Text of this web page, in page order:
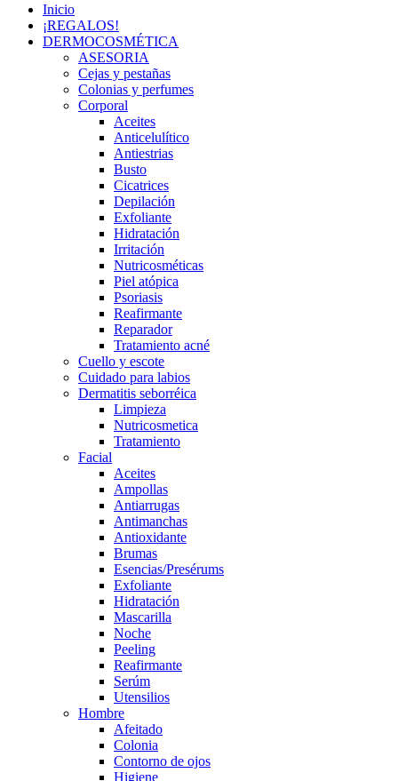
Inicio
¡REGALOS!
DERMOCOSMÉTICA
ASESORIA
Cejas y pestañas
Colonias y perfumes
Corporal
Aceites
Anticelulítico
Antiestrias
Busto
Cicatrices
Depilación
Exfoliante
Hidratación
Irritación
Nutricosméticas
Piel atópica
Psoriasis
Reafirmante
Reparador
Tratamiento acné
Cuello y escote
Cuidado para labios
Dermatitis seborréica
Limpieza
Nutricosmetica
Tratamiento
Facial
Aceites
Ampollas
Antiarrugas
Antimanchas
Antioxidante
Brumas
Esencias/Presérums
Exfoliante
Hidratación
Mascarilla
Noche
Peeling
Reafirmante
Serúm
Utensilios
Hombre
Afeitado
Colonia
Contorno de ojos
Higiene